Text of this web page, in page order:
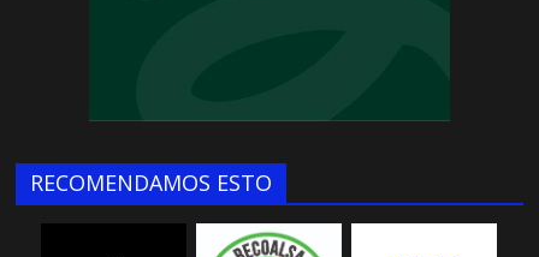
RECOMENDAMOS ESTO